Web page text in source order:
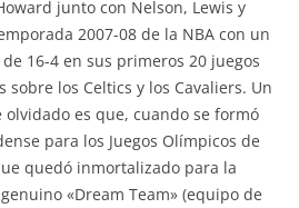
junto con Nelson, Lewis y
2007-08 de la NBA con un
16-4 en sus primeros 20 juegos
los Celtics y los Cavaliers. Un
es que, cuando se formó
para los Juegos Olímpicos de
quedó inmortalizado para la
«Dream Team» (equipo de